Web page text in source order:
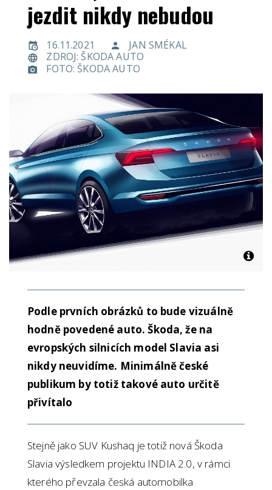
jezdit nikdy nebudou
16.11.2021
JAN SMÉKAL
ZDROJ: ŠKODA AUTO
FOTO: ŠKODA AUTO
Podle prvních obrázků to bude vizuálně
hodně povedené auto. Škoda, že na
evropských silnicích model Slavia asi
nikdy neuvidíme. Minimálně české
publikum by totiž takové auto určitě
přivítalo
Stejně jako SUV Kushaq je totiž nová Škoda
Slavia výsledkem projektu INDIA 2.0, v rámci
kterého převzala česká automobilka